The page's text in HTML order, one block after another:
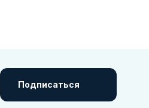
Подписаться